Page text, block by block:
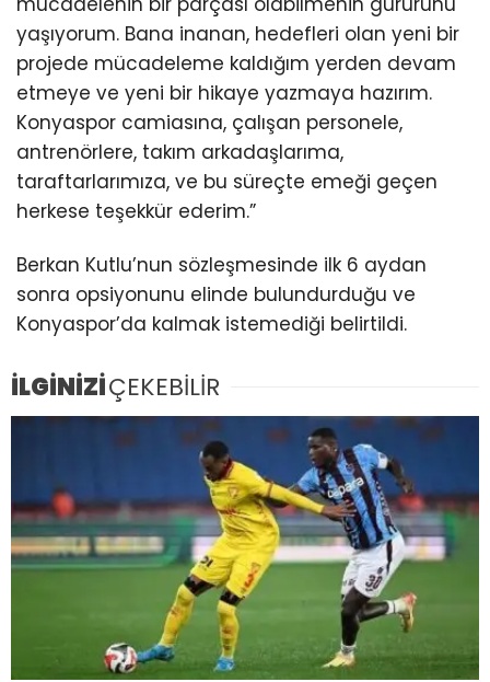
yaşıyorum. Bana inanan, hedefleri olan yeni bir
projede mücadeleme kaldığım yerden devam
etmeye ve yeni bir hikaye yazmaya hazırım.
Konyaspor camiasına, çalışan personele,
antrenörlere, takım arkadaşlarıma,
taraftarlarımıza, ve bu süreçte emeği geçen
herkese teşekkür ederim.”
Berkan Kutlu’nun sözleşmesinde ilk 6 aydan
sonra opsiyonunu elinde bulundurduğu ve
Konyaspor’da kalmak istemediği belirtildi.
İLGİNİZİÇEKEBİLİR